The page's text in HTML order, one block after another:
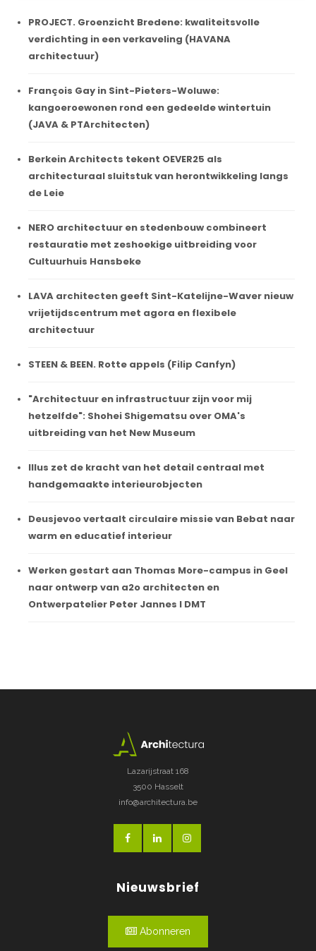
PROJECT. Groenzicht Bredene: kwaliteitsvolle
verdichting in een verkaveling (HAVANA
architectuur)
François Gay in Sint-Pieters-Woluwe:
kangoeroewonen rond een gedeelde wintertuin
(JAVA & PTArchitecten)
Berkein Architects tekent OEVER25 als
architecturaal sluitstuk van herontwikkeling langs
de Leie
NERO architectuur en stedenbouw combineert
restauratie met zeshoekige uitbreiding voor
Cultuurhuis Hansbeke
LAVA architecten geeft Sint-Katelijne-Waver nieuw
vrijetijdscentrum met agora en flexibele
architectuur
STEEN & BEEN. Rotte appels (Filip Canfyn)
"Architectuur en infrastructuur zijn voor mij
hetzelfde": Shohei Shigematsu over OMA's
uitbreiding van het New Museum
Illus zet de kracht van het detail centraal met
handgemaakte interieurobjecten
Deusjevoo vertaalt circulaire missie van Bebat naar
warm en educatief interieur
Werken gestart aan Thomas More-campus in Geel
naar ontwerp van a2o architecten en
Ontwerpatelier Peter Jannes I DMT
Lazarijstraat 168
3500 Hasselt
info@architectura.be
Nieuwsbrief
Abonneren